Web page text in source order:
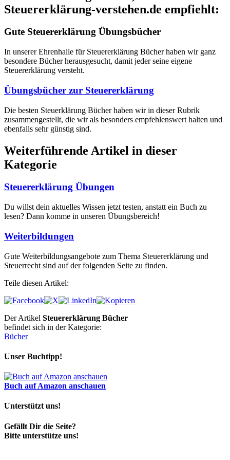
Steuererklärung-verstehen.de empfiehlt:
Gute Steuererklärung Übungsbücher
In unserer Ehrenhalle für Steuererklärung Bücher haben wir ganz
besondere Bücher herausgesucht, damit jeder seine eigene
Steuererklärung versteht.
Übungsbücher zur Steuererklärung
Die besten Steuerklärung Bücher haben wir in dieser Rubrik
zusammengestellt, die wir als besonders empfehlenswert halten und
ebenfalls sehr günstig sind.
Weiterführende Artikel in dieser
Kategorie
Steuererklärung Übungen
Du willst dein aktuelles Wissen jetzt testen, anstatt ein Buch zu
lesen? Dann komme in unseren Übungsbereich!
Weiterbildungen
Gute Weiterbildungsangebote zum Thema Steuererklärung und
Steuerrecht sind auf der folgenden Seite zu finden.
Teile diesen Artikel:
Der Artikel Steuererklärung Bücher
befindet sich in der Kategorie:
Bücher
Unser Buchtipp!
Buch auf Amazon anschauen
Unterstützt uns!
Gefällt Dir die Seite?
Bitte unterstütze uns!